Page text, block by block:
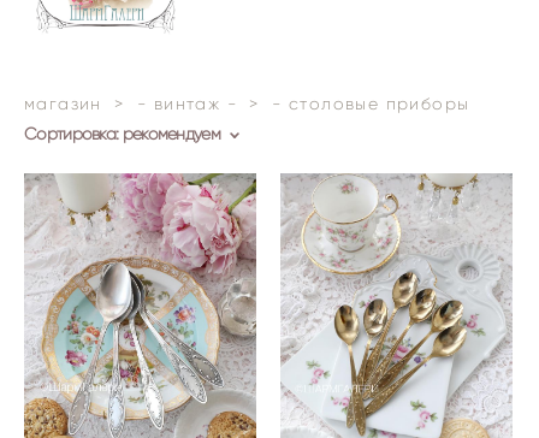
магазин > - винтаж - >
- столовые приборы
Сортировка: рекомендуем